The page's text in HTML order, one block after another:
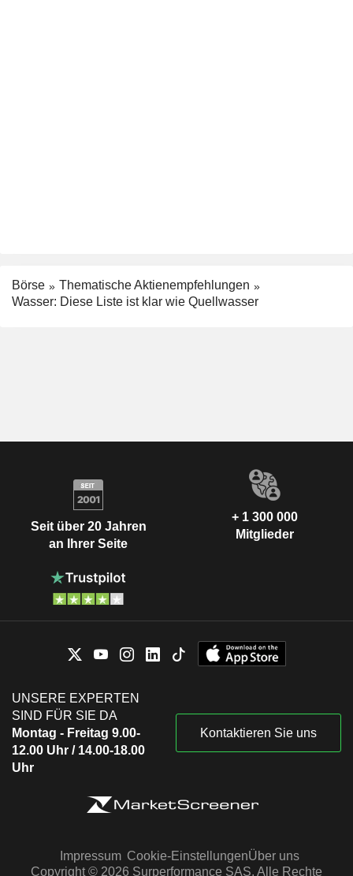
Börse
Thematische Aktienempfehlungen
Wasser: Diese Liste ist klar wie Quellwasser
Seit über 20 Jahren
an Ihrer Seite
+ 1 300 000
Mitglieder
UNSERE EXPERTEN
SIND FÜR SIE DA
Montag - Freitag 9.00-
12.00 Uhr / 14.00-18.00
Uhr
Kontaktieren Sie uns
Impressum Cookie-EinstellungenÜber uns
Copyright © 2026 Surperformance SAS. Alle Rechte